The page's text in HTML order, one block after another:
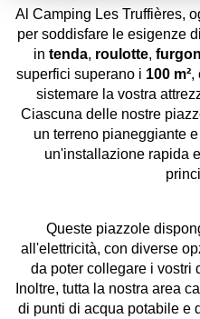
Al Camping Les Truffières,
per soddisfare le esigenze
in tenda, roulotte,
superfici superano i 100 m²,
sistemare la vostra
Ciascuna delle nostre
un terreno pianeggiante
un'installazione rapida
Queste piazzole
all'elettricità, con diverse
da poter collegare i vostri
Inoltre, tutta la nostra area
di punti di acqua potabile e